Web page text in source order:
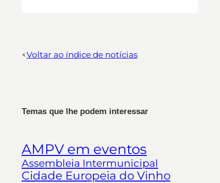
↖︎Voltar ao índice de notícias
Temas que lhe podem interessar
AMPV em eventos
Assembleia Intermunicipal
Cidade Europeia do Vinho